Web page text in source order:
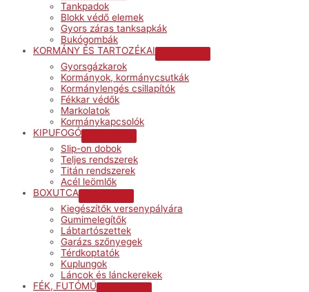
Tankpadok
Blokk védő elemek
Gyors záras tanksapkák
Bukógombák
KORMÁNY ÉS TARTOZÉKAI
Gyorsgázkarok
Kormányok, kormánycsutkák
Kormánylengés csillapítók
Fékkar védők
Markolatok
Kormánykapcsolók
KIPUFOGÓ
Toggle
Slip-on dobok
Teljes rendszerek
Titán rendszerek
Acél leömlők
BOXUTCA
Toggle
Kiegészítők versenypályára
Gumimelegítők
Lábtartószettek
Garázs szőnyegek
Térdkoptatók
Kuplungok
Láncok és lánckerekek
FÉK, FUTÓMŰ